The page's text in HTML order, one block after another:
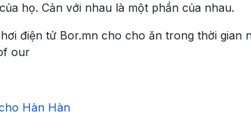
họ. Cản với nhau là một phần của nhau.
điện tử Bor.mn cho cho ăn trong thời gian
our
Hàn Hàn